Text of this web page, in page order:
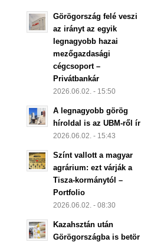
Görögország felé veszi
az irányt az egyik
legnagyobb hazai
mezőgazdasági
cégcsoport –
Privátbankár
2026.06.02. - 15:50
A legnagyobb görög
híroldal is az UBM-ről ír
2026.06.02. - 15:43
Színt vallott a magyar
agrárium: ezt várják a
Tisza-kormánytól –
Portfolio
2026.06.02. - 08:30
Kazahsztán után
Görögországba is betör